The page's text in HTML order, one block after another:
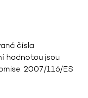
čísla
hodnotou jsou
2007/116/ES